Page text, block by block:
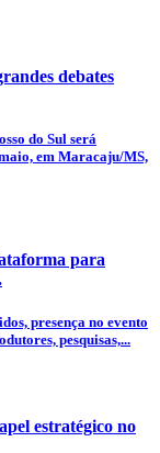
debates
do Sul será
em Maracaju/MS,
para
presença no evento
pesquisas,...
estratégico no